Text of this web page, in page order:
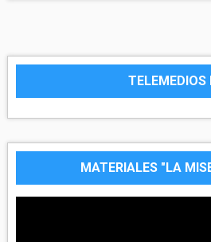
TELEMEDIOS
MATERIALES "LA